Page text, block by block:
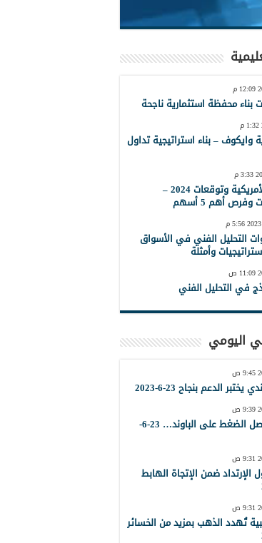
بناء محفظة استثمارية ناجحة
وايكوف – بناء استراتيجية تداول
الأسهم الأمريكية وتوقعات 2024 –
أهم 5 أسهم
التحليل الفني في الأسواق
وأمثلة
اليومي
يختبر الدعم بنجاح 23-6-2023
الدولار يواصل الضغط على الباوند… 23-6-
الإرتداد ضمن الإتجاة الهابط
تُهدد الذهب بمزيد من الخسائر